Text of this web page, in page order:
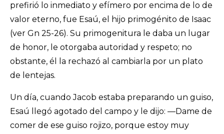
prefirió lo inmediato y efímero por encima de lo de
valor eterno, fue Esaú, el hijo primogénito de Isaac
(ver Gn 25-26). Su primogenitura le daba un lugar
de honor, le otorgaba autoridad y respeto; no
obstante, él la rechazó al cambiarla por un plato
de lentejas.
Un día, cuando Jacob estaba preparando un guiso,
Esaú llegó agotado del campo y le dijo: —Dame de
comer de ese guiso rojizo, porque estoy muy